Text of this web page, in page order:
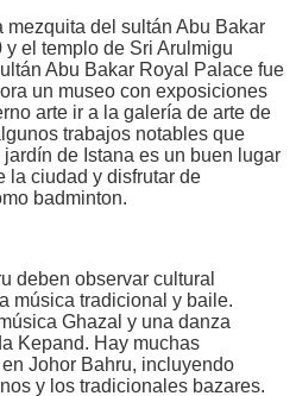
del sultán Abu Bakar
el templo de Sri Arulmigu
Abu Bakar Royal Palace fue
un museo con exposiciones
arte ir a la galería de arte de
trabajos notables que
de Istana es un buen lugar
la ciudad y disfrutar de
badminton.
deben observar cultural
música tradicional y baile.
Ghazal y una danza
Kepand. Hay muchas
Johor Bahru, incluyendo
y los tradicionales bazares.